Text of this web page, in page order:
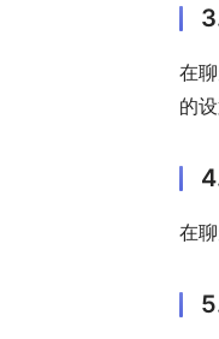
在
的
在